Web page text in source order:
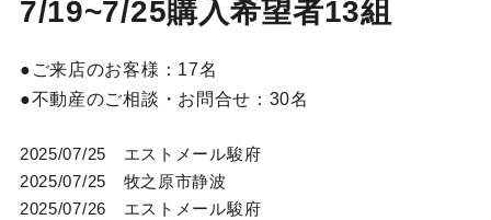
7/19~7/25購入希望者13組
ご来店のお客様： 17名
不動産のご相談・お問合せ： 30名
2025/07/25 エストメール駿府
2025/07/25 牧之原市静波
2025/07/26 エストメール駿府